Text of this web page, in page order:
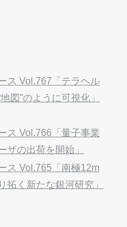
ス Vol.767「テラヘル
図”のように可視化」
ス Vol.766「量子事業
ザの出荷を開始」
ス Vol.765「南極12m
拓く新たな銀河研究」